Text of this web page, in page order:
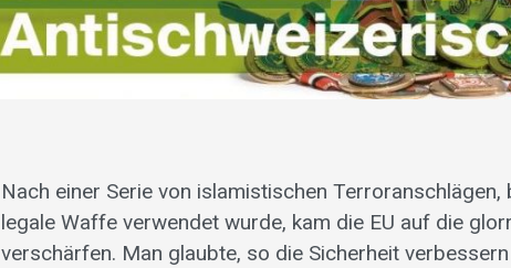
Nach einer Serie von islamistischen
legale Waffe verwendet wurde, kam die EU auf die
verschärfen. Man glaubte, so die Sicherheit